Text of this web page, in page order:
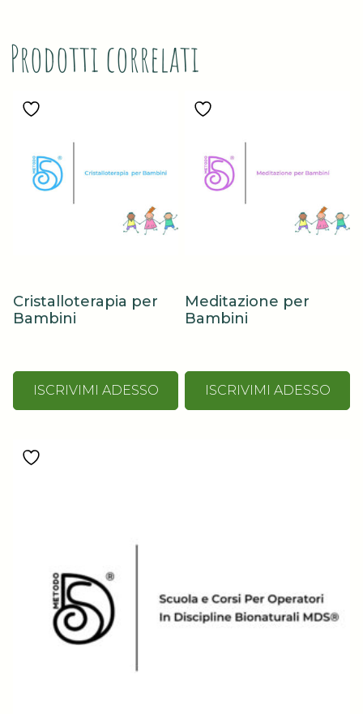
Prodotti correlati
Cristalloterapia per
Bambini
ISCRIVIMI ADESSO
Meditazione per
Bambini
ISCRIVIMI ADESSO